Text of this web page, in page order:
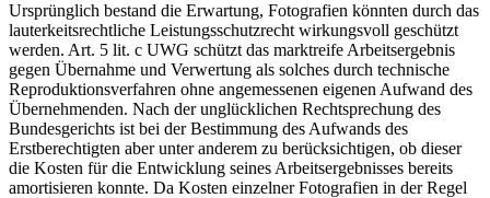
Ursprünglich bestand die Erwartung, Fotografien könnten durch das
lauterkeitsrechtliche Leistungsschutzrecht wirkungsvoll geschützt
werden. Art. 5 lit. c UWG schützt das marktreife Arbeitsergebnis
gegen Übernahme und Verwertung als solches durch technische
Reproduktionsverfahren ohne angemessenen eigenen Aufwand des
Übernehmenden. Nach der unglücklichen Rechtsprechung des
Bundesgerichts ist bei der Bestimmung des Aufwands des
Erstberechtigten aber unter anderem zu berücksichtigen, ob dieser
die Kosten für die Entwicklung seines Arbeitsergebnisses bereits
amortisieren konnte. Da Kosten einzelner Fotografien in der Regel